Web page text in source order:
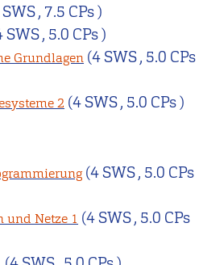
, 7.5 CPs )
SWS , 5.0 CPs )
Grundlagen (4 SWS , 5.0 CPs
2 (4 SWS , 5.0 CPs )
(4 SWS , 5.0 CPs
und Netze 1 (4 SWS , 5.0 CPs